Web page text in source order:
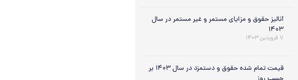
آنالیز حقوق و مزایای مستمر و غیر مستمر در سال
۱۴۰۳
۷ فروردین ۱۴۰۳
قیمت تمام شده حقوق و دستمزد در سال ۱۴۰۳ بر